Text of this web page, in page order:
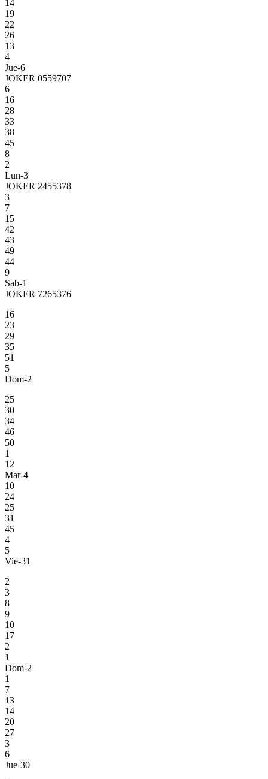
14
19
22
26
13
4
Jue-6
JOKER 0559707
6
16
28
33
38
45
8
2
Lun-3
JOKER 2455378
3
7
15
42
43
49
44
9
Sab-1
JOKER 7265376
16
23
29
35
51
5
Dom-2
25
30
34
46
50
1
12
Mar-4
10
24
25
31
45
4
5
Vie-31
2
3
8
9
10
17
2
1
Dom-2
1
7
13
14
20
27
3
6
Jue-30